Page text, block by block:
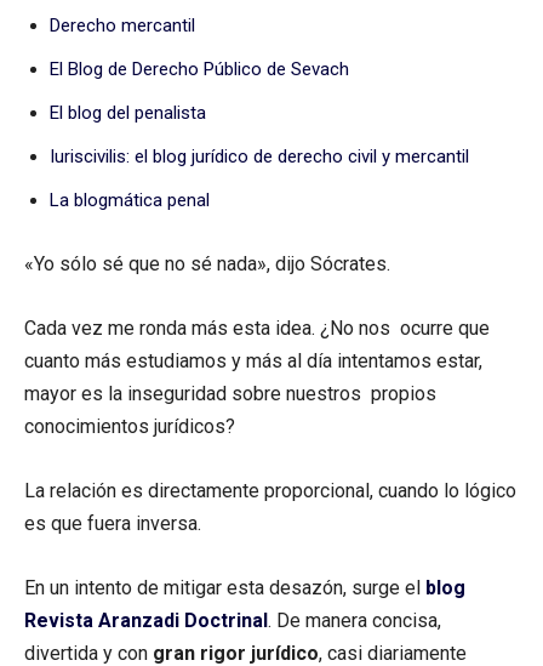
Derecho mercantil
El Blog de Derecho Público de Sevach
El blog del penalista
Iuriscivilis: el blog jurídico de derecho civil y mercantil
La blogmática penal
«Yo sólo sé que no sé nada», dijo Sócrates.
Cada vez me ronda más esta idea. ¿No nos ocurre que
cuanto más estudiamos y más al día intentamos estar,
mayor es la inseguridad sobre nuestros propios
conocimientos jurídicos?
La relación es directamente proporcional, cuando lo lógico
es que fuera inversa.
En un intento de mitigar esta desazón, surge el blog
Revista Aranzadi Doctrinal. De manera concisa,
divertida y con gran rigor jurídico, casi diariamente